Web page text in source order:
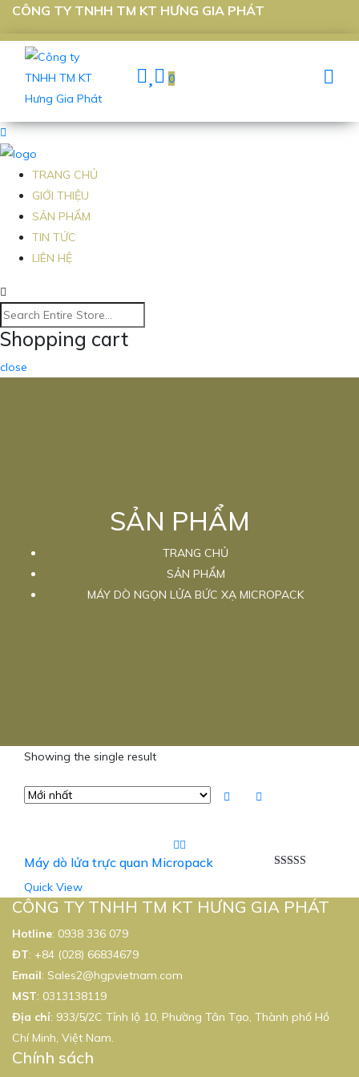
CÔNG TY TNHH TM KT HƯNG GIA PHÁT
0
TRANG CHỦ
GIỚI THIỆU
SẢN PHẨM
TIN TỨC
LIÊN HỆ
Shopping cart
close
SẢN PHẨM
TRANG CHỦ
SẢN PHẨM
MÁY DÒ NGỌN LỬA BỨC XẠ MICROPACK
Showing the single result
sao
Máy dò lửa trực quan Micropack
Quick View
CÔNG TY TNHH TM KT HƯNG GIA PHÁT
Hotline: 0938 336 079
ĐT: +84 (028) 66834679
Email: Sales2@hgpvietnam.com
MST: 0313138119
Địa chỉ: 933/5/2C Tỉnh lộ 10, Phường Tân Tạo, Thành phố Hồ
Chí Minh, Việt Nam.
Chính sách